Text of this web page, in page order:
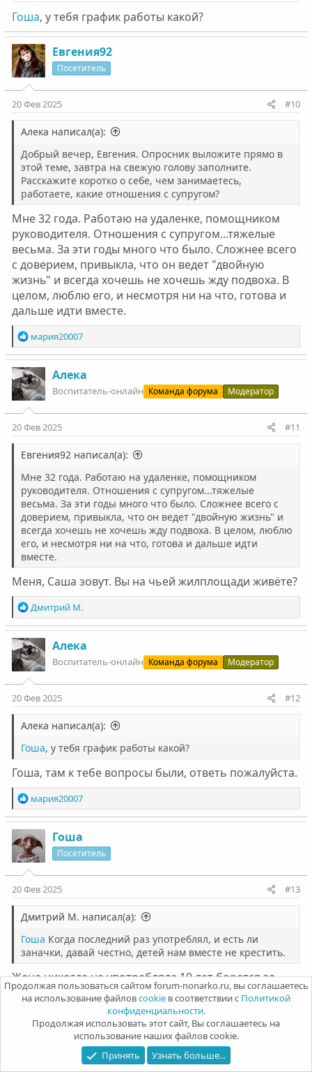
Гоша, у тебя график работы какой?
Евгения92
Посетитель
20 Фев 2025 #10
Алека написал(а):
Добрый вечер, Евгения. Опросник выложите прямо в
этой теме, завтра на свежую голову заполните.
Расскажите коротко о себе, чем занимаетесь,
работаете, какие отношения с супругом?
Мне 32 года. Работаю на удаленке, помощником
руководителя. Отношения с супругом...тяжелые
весьма. За эти годы много что было. Сложнее всего
с доверием, привыкла, что он ведет "двойную
жизнь" и всегда хочешь не хочешь жду подвоха. В
целом, люблю его, и несмотря ни на что, готова и
дальше идти вместе.
Р
е
а
к
ц
и
и
:
мария20007
Алека
Воспитатель-онлайн Команда форума Модератор
20 Фев 2025 #11
Евгения92 написал(а):
Мне 32 года. Работаю на удаленке, помощником
руководителя. Отношения с супругом...тяжелые
весьма. За эти годы много что было. Сложнее всего с
доверием, привыкла, что он ведет "двойную жизнь" и
всегда хочешь не хочешь жду подвоха. В целом, люблю
его, и несмотря ни на что, готова и дальше идти
вместе.
Меня, Саша зовут. Вы на чьей жилплощади живёте?
Р
е
а
к
ц
и
и
:
Дмитрий М.
Алека
Воспитатель-онлайн Команда форума Модератор
20 Фев 2025 #12
Алека написал(а):
Гоша, у тебя график работы какой?
Гоша, там к тебе вопросы были, ответь пожалуйста.
Р
е
а
к
ц
и
и
:
мария20007
Гоша
Посетитель
20 Фев 2025 #13
Дмитрий М. написал(а):
Гоша Когда последний раз употреблял, и есть ли
заначки, давай честно, детей нам вместе не крестить.
Жена никогда не употребляла.10 лет борется за
мою жизнь.Заначек нет никаких.Употреблял
неделю назад,у меня соседняя квартира тут, сейчас
неделю вместе живем с женой сыном тещей, жилье
съемное.График работы 5/2 у меня ,сейчас вот в
отпуске до понедельника.
Продолжая пользоваться сайтом forum-nonarko.ru, вы соглашаетесь
на использование файловcookie в соответствии с Политикой
конфиденциальности.
Продолжая использовать этот сайт, Вы соглашаетесь на
использование наших файлов cookie.
Принять
Узнать больше...